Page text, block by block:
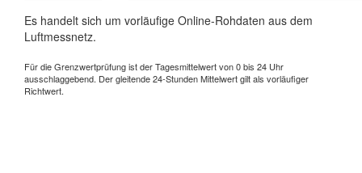
Es handelt sich um vorläufige Online-Rohdaten aus dem
Luftmessnetz.
Für die Grenzwertprüfung ist der Tagesmittelwert von 0 bis 24 Uhr
ausschlaggebend. Der gleitende 24-Stunden Mittelwert gilt als vorläufiger
Richtwert.